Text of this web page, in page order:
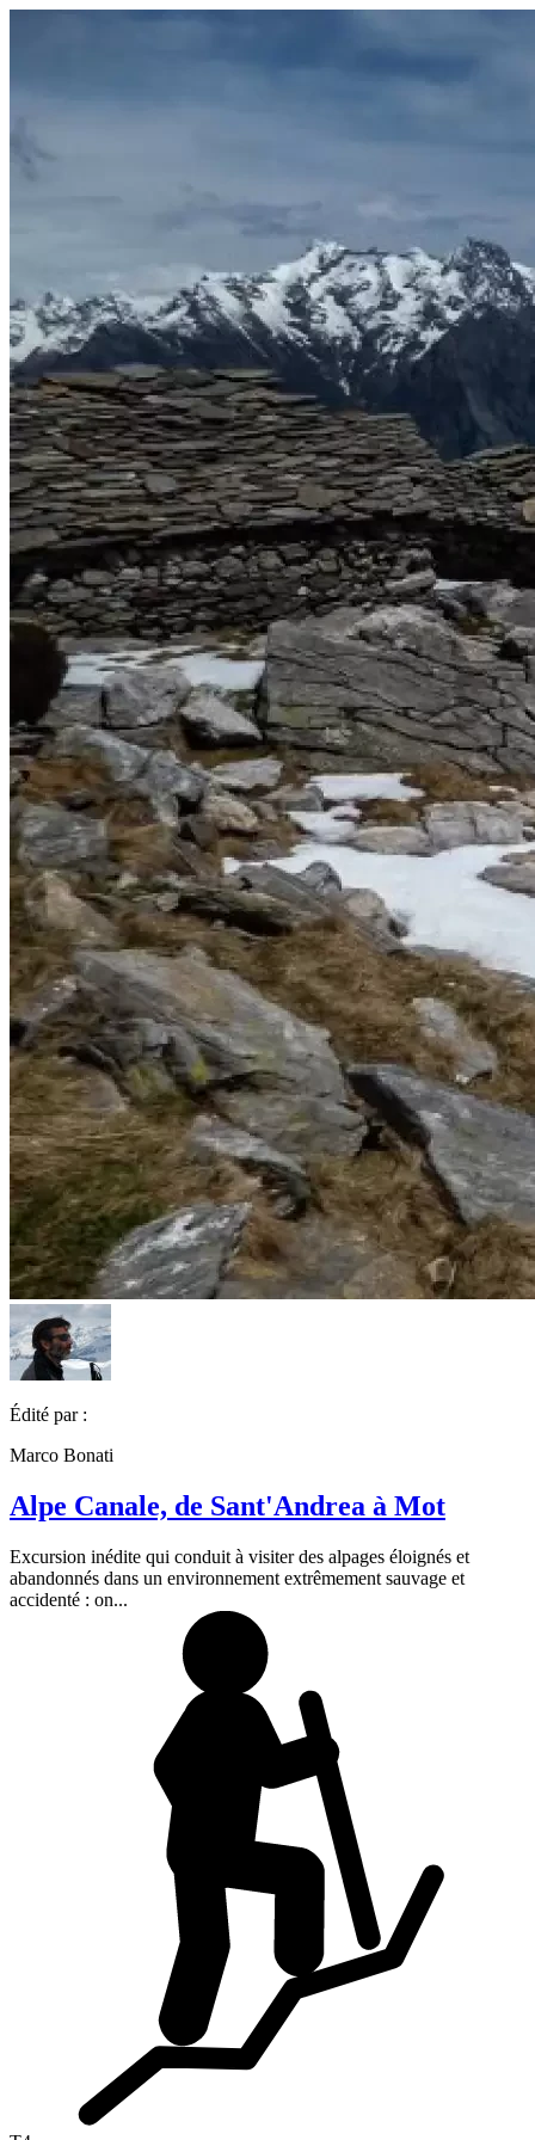
Édité par :
Marco Bonati
Alpe Canale, de Sant'Andrea à Mot
Excursion inédite qui conduit à visiter des alpages éloignés et
abandonnés dans un environnement extrêmement sauvage et
accidenté : on...